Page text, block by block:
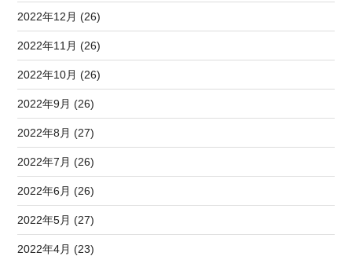
2022年12月 (26)
2022年11月 (26)
2022年10月 (26)
2022年9月 (26)
2022年8月 (27)
2022年7月 (26)
2022年6月 (26)
2022年5月 (27)
2022年4月 (23)